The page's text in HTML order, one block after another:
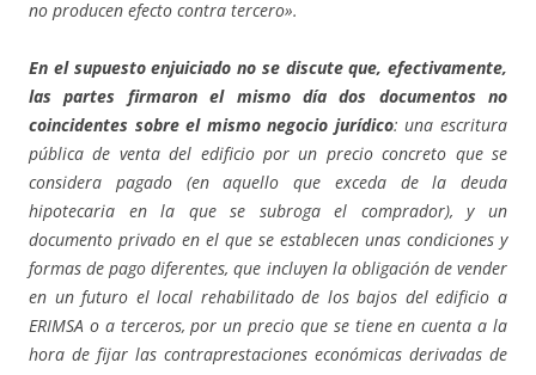
no producen efecto contra tercero».
En el supuesto enjuiciado no se discute que, efectivamente,
las partes firmaron el mismo día dos documentos no
coincidentes sobre el mismo negocio jurídico: una escritura
pública de venta del edificio por un precio concreto que se
considera pagado (en aquello que exceda de la deuda
hipotecaria en la que se subroga el comprador), y un
documento privado en el que se establecen unas condiciones y
formas de pago diferentes, que incluyen la obligación de vender
en un futuro el local rehabilitado de los bajos del edificio a
ERIMSA o a terceros, por un precio que se tiene en cuenta a la
hora de fijar las contraprestaciones económicas derivadas de